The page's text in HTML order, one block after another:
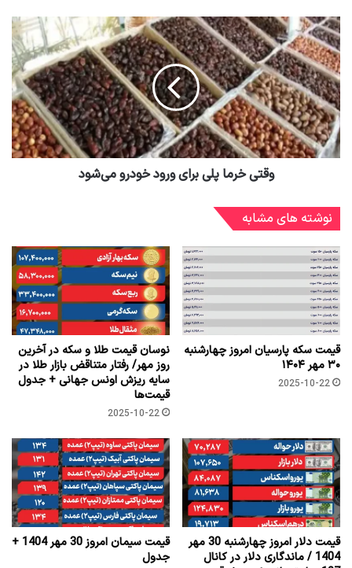
وقتی خرما پلی برای ورود خودرو می‌شود
نوشته های مشابه
قیمت سکه پارسیان امروز چهارشنبه
۳۰ مهر ۱۴۰۴
2025-10-22
نوسان قیمت طلا و سکه در آخرین
روز مهر/ رفتار متناقض بازار طلا در
سایه ریزش اونس جهانی + جدول
قیمت‌ها
2025-10-22
قیمت دلار امروز چهارشنبه 30 مهر
1404 / ماندگاری دلار در کانال
قیمت سیمان امروز 30 مهر 1404 +
جدول